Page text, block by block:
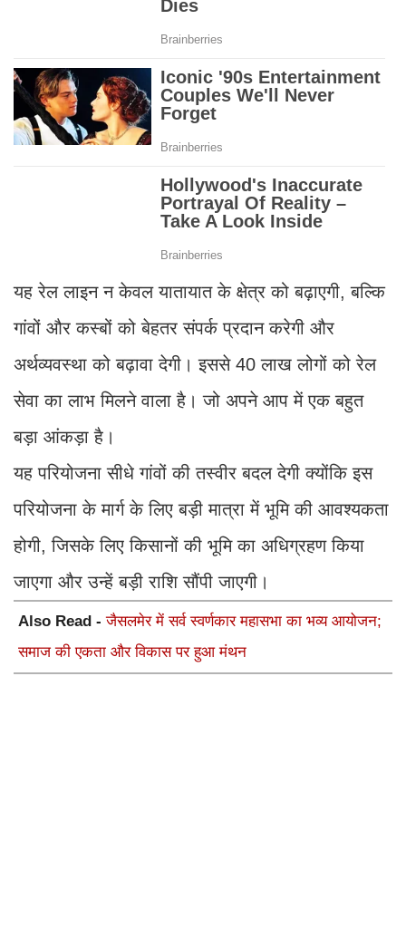
यह रेल लाइन न केवल यातायात के क्षेत्र को बढ़ाएगी, बल्कि
गांवों और कस्बों को बेहतर संपर्क प्रदान करेगी और
अर्थव्यवस्था को बढ़ावा देगी। इससे 40 लाख लोगों को रेल
सेवा का लाभ मिलने वाला है। जो अपने आप में एक बहुत
बड़ा आंकड़ा है।
यह परियोजना सीधे गांवों की तस्वीर बदल देगी क्योंकि इस
परियोजना के मार्ग के लिए बड़ी मात्रा में भूमि की आवश्यकता
होगी, जिसके लिए किसानों की भूमि का अधिग्रहण किया
जाएगा और उन्हें बड़ी राशि सौंपी जाएगी।
Also Read -जैसलमेर में सर्व स्वर्णकार महासभा का भव्य आयोजन;
समाज की एकता और विकास पर हुआ मंथन